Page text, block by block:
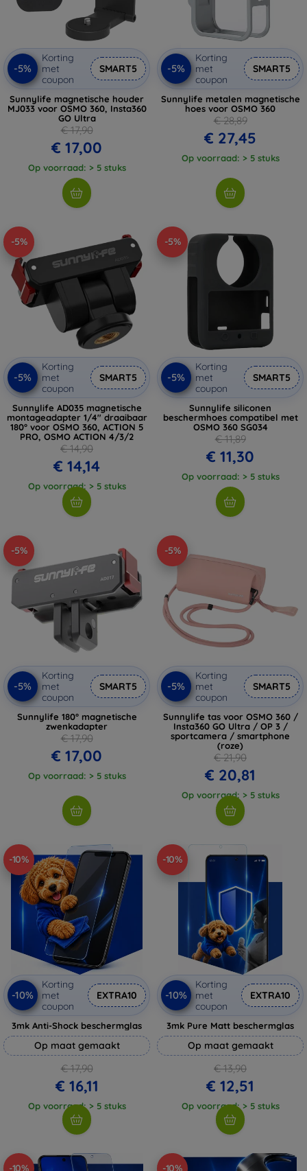
-5%
Korting
met
coupon
SMART5
Sunnylife magnetische houder
MJ033 voor OSMO 360, Insta360
GO Ultra
€ 17,90
€ 17,00
Op voorraad: > 5 stuks
-5%
Korting
met
coupon
SMART5
Sunnylife metalen magnetische
hoes voor OSMO 360
€ 28,89
€ 27,45
Op voorraad: > 5 stuks
-5%
-5%
Korting
met
coupon
SMART5
Sunnylife AD035 magnetische
montageadapter 1/4" draaibaar
180° voor OSMO 360, ACTION 5
PRO, OSMO ACTION 4/3/2
€ 14,90
€ 14,14
Op voorraad: > 5 stuks
-5%
-5%
Korting
met
coupon
SMART5
Sunnylife siliconen
beschermhoes compatibel met
OSMO 360 SG034
€ 11,89
€ 11,30
Op voorraad: > 5 stuks
-5%
-5%
Korting
met
coupon
SMART5
Sunnylife 180° magnetische
zwenkadapter
€ 17,90
€ 17,00
Op voorraad: > 5 stuks
-5%
-5%
Korting
met
coupon
SMART5
Sunnylife tas voor OSMO 360 /
Insta360 GO Ultra / OP 3 /
sportcamera / smartphone
(roze)
€ 21,90
€ 20,81
Op voorraad: > 5 stuks
-10%
-10%
Korting
met
coupon
EXTRA10
3mk Anti-Shock beschermglas
Op maat gemaakt
€ 17,90
€ 16,11
Op voorraad: > 5 stuks
-10%
-10%
Korting
met
coupon
EXTRA10
3mk Pure Matt beschermglas
Op maat gemaakt
€ 13,90
€ 12,51
Op voorraad: > 5 stuks
-10% -10%